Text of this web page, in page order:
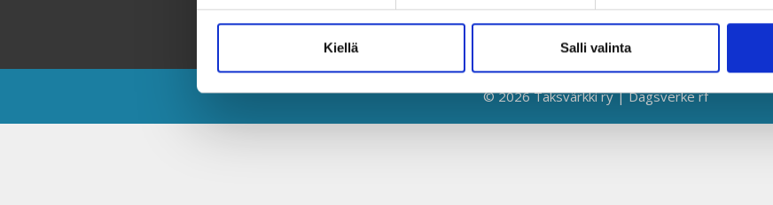
Kiellä Salli valinta
© 2026 Taksvärkki ry | Dagsverke rf